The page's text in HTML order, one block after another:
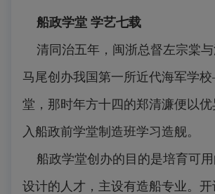
船政学堂 学艺七载
清同治五年，闽浙总督左宗棠
马尾创办我国第一所近代海军学
堂，那时年方十四的郑清濂便以
入船政前学堂制造班学习造舰。
船政学堂创办的目的是培育可
设计的人才，主设有造船专业。